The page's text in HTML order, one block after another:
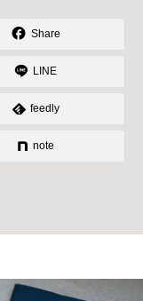
Share
LINE
feedly
note